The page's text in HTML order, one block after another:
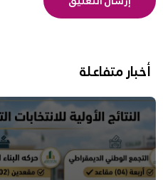
أخبار متفاعلة